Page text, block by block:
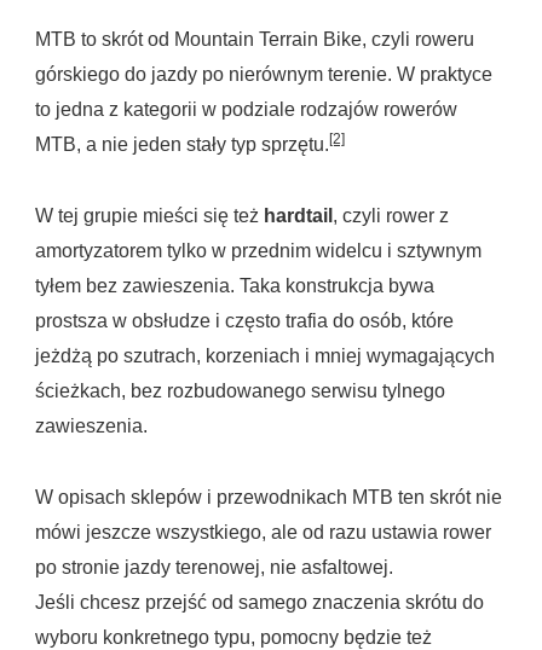
MTB to skrót od Mountain Terrain Bike, czyli roweru
górskiego do jazdy po nierównym terenie. W praktyce
to jedna z kategorii w podziale rodzajów rowerów
MTB, a nie jeden stały typ sprzętu. [2]
W tej grupie mieści się też hardtail , czyli rower z
amortyzatorem tylko w przednim widelcu i sztywnym
tyłem bez zawieszenia. Taka konstrukcja bywa
prostsza w obsłudze i często trafia do osób, które
jeżdżą po szutrach, korzeniach i mniej wymagających
ścieżkach, bez rozbudowanego serwisu tylnego
zawieszenia.
W opisach sklepów i przewodnikach MTB ten skrót nie
mówi jeszcze wszystkiego, ale od razu ustawia rower
po stronie jazdy terenowej, nie asfaltowej.
Jeśli chcesz przejść od samego znaczenia skrótu do
wyboru konkretnego typu, pomocny będzie też